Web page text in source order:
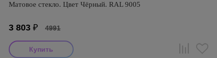
Матовое стекло. Цвет Чёрный. RAL 9005
3 803 ₽ 4991